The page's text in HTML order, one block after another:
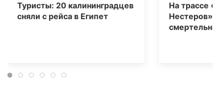
Туристы: 20 калининградцев
сняли с рейса в Египет
На трассе
Нестеров»